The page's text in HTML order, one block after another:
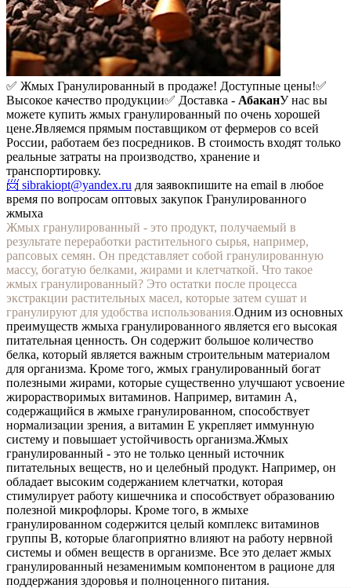
✅ Жмых Гранулированный в продаже! Доступные цены!✅
Высокое качество продукции✅ Доставка - АбаканУ нас вы
можете купить жмых гранулированный по очень хорошей
цене.Являемся прямым поставщиком от фермеров со всей
России, работаем без посредников. В стоимость входят только
реальные затраты на производство, хранение и
транспортировку.
📨 sibrakiopt@yandex.ru для заявокпишите на email в любое
время по вопросам оптовых закупок Гранулированного
жмыха
Жмых гранулированный - это продукт, получаемый в
результате переработки растительного сырья, например,
рапсовых семян. Он представляет собой гранулированную
массу, богатую белками, жирами и клетчаткой. Что такое
жмых гранулированный? Это остатки после процесса
экстракции растительных масел, которые затем сушат и
гранулируют для удобства использования.Одним из основных
преимуществ жмыха гранулированного является его высокая
питательная ценность. Он содержит большое количество
белка, который является важным строительным материалом
для организма. Кроме того, жмых гранулированный богат
полезными жирами, которые существенно улучшают усвоение
жирорастворимых витаминов. Например, витамин А,
содержащийся в жмыхе гранулированном, способствует
нормализации зрения, а витамин Е укрепляет иммунную
систему и повышает устойчивость организма.Жмых
гранулированный - это не только ценный источник
питательных веществ, но и целебный продукт. Например, он
обладает высоким содержанием клетчатки, которая
стимулирует работу кишечника и способствует образованию
полезной микрофлоры. Кроме того, в жмыхе
гранулированном содержится целый комплекс витаминов
группы В, которые благоприятно влияют на работу нервной
системы и обмен веществ в организме. Все это делает жмых
гранулированный незаменимым компонентом в рационе для
поддержания здоровья и полноценного питания.